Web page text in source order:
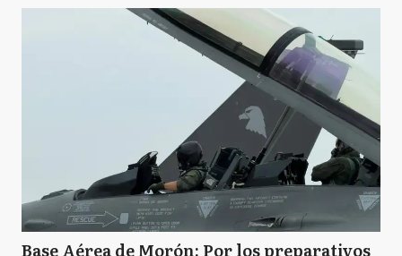
Base Aérea de Morón: Por los preparativos